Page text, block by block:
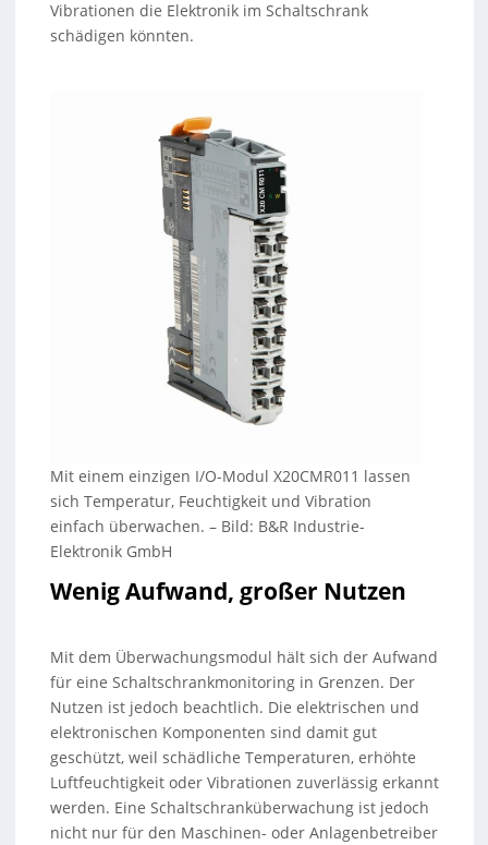
Vibrationen die Elektronik im Schaltschrank
schädigen könnten.
Mit einem einzigen I/O-Modul X20CMR011 lassen
sich Temperatur, Feuchtigkeit und Vibration
einfach überwachen. – Bild: B&R Industrie-
Elektronik GmbH
Wenig Aufwand, großer Nutzen
Mit dem Überwachungsmodul hält sich der Aufwand
für eine Schaltschrankmonitoring in Grenzen. Der
Nutzen ist jedoch beachtlich. Die elektrischen und
elektronischen Komponenten sind damit gut
geschützt, weil schädliche Temperaturen, erhöhte
Luftfeuchtigkeit oder Vibrationen zuverlässig erkannt
werden. Eine Schaltschranküberwachung ist jedoch
nicht nur für den Maschinen- oder Anlagenbetreiber